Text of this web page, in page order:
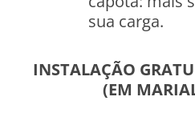
sua carga.
INSTALAÇÃO
(EM